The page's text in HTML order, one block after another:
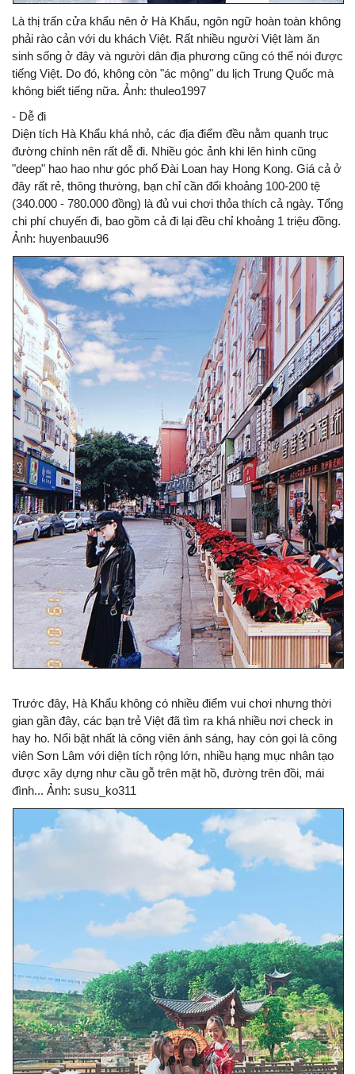
Là thị trấn cửa khẩu nên ở Hà Khẩu, ngôn ngữ hoàn toàn không
phải rào cản với du khách Việt. Rất nhiều người Việt làm ăn
sinh sống ở đây và người dân địa phương cũng có thể nói được
tiếng Việt. Do đó, không còn "ác mộng" du lịch Trung Quốc mà
không biết tiếng nữa. Ảnh: thuleo1997
- Dễ đi
Diện tích Hà Khẩu khá nhỏ, các địa điểm đều nằm quanh trục
đường chính nên rất dễ đi. Nhiều góc ảnh khi lên hình cũng
"deep" hao hao như góc phố Đài Loan hay Hong Kong. Giá cả ở
đây rất rẻ, thông thường, bạn chỉ cần đổi khoảng 100-200 tệ
(340.000 - 780.000 đồng) là đủ vui chơi thỏa thích cả ngày. Tổng
chi phí chuyến đi, bao gồm cả đi lại đều chỉ khoảng 1 triệu đồng.
Ảnh: huyenbauu96
Trước đây, Hà Khẩu không có nhiều điểm vui chơi nhưng thời
gian gần đây, các bạn trẻ Việt đã tìm ra khá nhiều nơi check in
hay ho. Nổi bật nhất là công viên ánh sáng, hay còn gọi là công
viên Sơn Lâm với diện tích rộng lớn, nhiều hạng mục nhân tạo
được xây dựng như cầu gỗ trên mặt hồ, đường trên đồi, mái
đình... Ảnh: susu_ko311